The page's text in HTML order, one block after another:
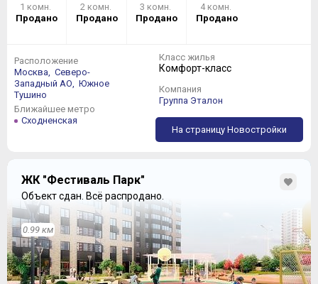
1 комн.
Продано
2 комн.
Продано
3 комн.
Продано
4 комн.
Продано
Расположение
Москва,
Северо-
Западный АО,
Южное
Тушино
Ближайшее метро
Сходненская
Класс жилья
Комфорт-класс
Компания
Группа Эталон
На страницу Новостройки
ЖК "Фестиваль Парк"
Объект сдан. Всё распродано.
0.99 км